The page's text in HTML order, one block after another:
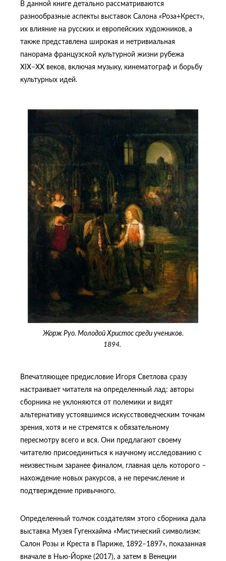
В данной книге детально рассматриваются
разнообразные аспекты выставок Салона «Роза+Крест»,
их влияние на русских и европейских художников, а
также представлена широкая и нетривиальная
панорама французской культурной жизни рубежа
XIX−XX веков, включая музыку, кинематограф и борьбу
культурных идей.
Жорж Руо. Молодой Христос среди учеников.
1894.
Впечатляющее предисловие Игоря Светлова сразу
настраивает читателя на определенный лад: авторы
сборника не уклоняются от полемики и видят
альтернативу устоявшимся искусствоведческим точкам
зрения, хотя и не стремятся к обязательному
пересмотру всего и вся. Они предлагают своему
читателю присоединиться к научному исследованию с
неизвестным заранее финалом, главная цель которого −
нахождение новых ракурсов, а не перечисление и
подтверждение привычного.
Определенный толчок создателям этого сборника дала
выставка Музея Гугенхайма «Мистический символизм:
Салон Розы и Креста в Париже, 1892−1897», показанная
вначале в Нью-Йорке (2017), а затем в Венеции